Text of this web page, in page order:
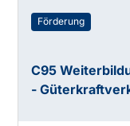
Förderung
C95
-